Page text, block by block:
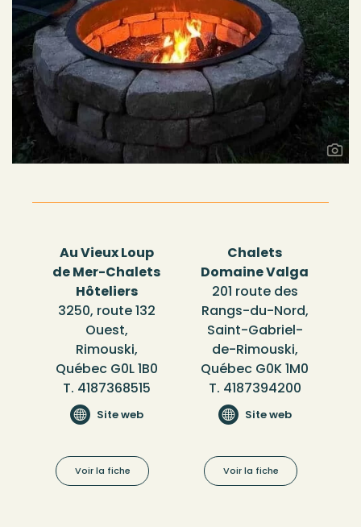
Au Vieux Loup
de Mer-Chalets
Hôteliers
3250, route 132
Ouest,
Rimouski,
Québec G0L 1B0
T. 4187368515
Site web
Voir la fiche
Chalets
Domaine Valga
201 route des
Rangs-du-Nord,
Saint-Gabriel-
de-Rimouski,
Québec G0K 1M0
T. 4187394200
Site web
Voir la fiche